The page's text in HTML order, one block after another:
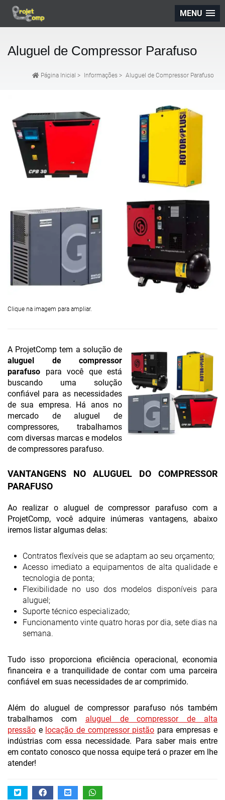
MENU
Aluguel de Compressor Parafuso
Página Inicial > Informações > Aluguel de Compressor Parafuso
Clique na imagem para ampliar.
A ProjetComp tem a solução de
aluguel de compressor
parafuso para você que está
buscando uma solução
confiável para as necessidades
de sua empresa. Há anos no
mercado de aluguel de
compressores, trabalhamos
com diversas marcas e modelos
de compressores parafuso.
VANTANGENS NO ALUGUEL DO COMPRESSOR
PARAFUSO
Ao realizar o aluguel de compressor parafuso com a
ProjetComp, você adquire inúmeras vantagens, abaixo
iremos listar algumas delas:
Contratos flexíveis que se adaptam ao seu orçamento;
Acesso imediato a equipamentos de alta qualidade e
tecnologia de ponta;
Flexibilidade no uso dos modelos disponíveis para
aluguel;
Suporte técnico especializado;
Funcionamento vinte quatro horas por dia, sete dias na
semana.
Tudo isso proporciona eficiência operacional, economia
financeira e a tranquilidade de contar com uma parceira
confiável em suas necessidades de ar comprimido.
Além do aluguel de compressor parafuso nós também
trabalhamos com aluguel de compressor de alta
pressão e locação de compressor pistão para empresas e
indústrias com essa necessidade. Para saber mais entre
em contato conosco que nossa equipe terá o prazer em lhe
atender!